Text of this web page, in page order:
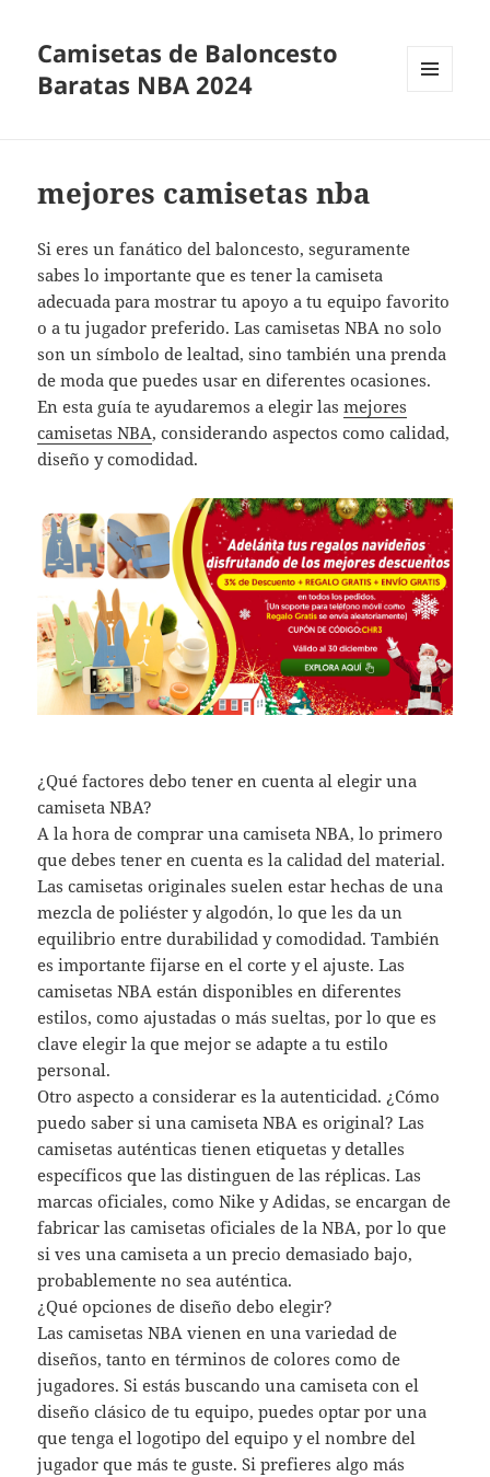
Camisetas de Baloncesto
Baratas NBA 2024
mejores camisetas nba
Si eres un fanático del baloncesto, seguramente
sabes lo importante que es tener la camiseta
adecuada para mostrar tu apoyo a tu equipo favorito
o a tu jugador preferido. Las camisetas NBA no solo
son un símbolo de lealtad, sino también una prenda
de moda que puedes usar en diferentes ocasiones.
En esta guía te ayudaremos a elegir lasmejores
camisetas NBA, considerando aspectos como calidad,
diseño y comodidad.
¿Qué factores debo tener en cuenta al elegir una
camiseta NBA?
A la hora de comprar una camiseta NBA, lo primero
que debes tener en cuenta es la calidad del material.
Las camisetas originales suelen estar hechas de una
mezcla de poliéster y algodón, lo que les da un
equilibrio entre durabilidad y comodidad. También
es importante fijarse en el corte y el ajuste. Las
camisetas NBA están disponibles en diferentes
estilos, como ajustadas o más sueltas, por lo que es
clave elegir la que mejor se adapte a tu estilo
personal.
Otro aspecto a considerar es la autenticidad. ¿Cómo
puedo saber si una camiseta NBA es original? Las
camisetas auténticas tienen etiquetas y detalles
específicos que las distinguen de las réplicas. Las
marcas oficiales, como Nike y Adidas, se encargan de
fabricar las camisetas oficiales de la NBA, por lo que
si ves una camiseta a un precio demasiado bajo,
probablemente no sea auténtica.
¿Qué opciones de diseño debo elegir?
Las camisetas NBA vienen en una variedad de
diseños, tanto en términos de colores como de
jugadores. Si estás buscando una camiseta con el
diseño clásico de tu equipo, puedes optar por una
que tenga el logotipo del equipo y el nombre del
jugador que más te guste. Si prefieres algo más